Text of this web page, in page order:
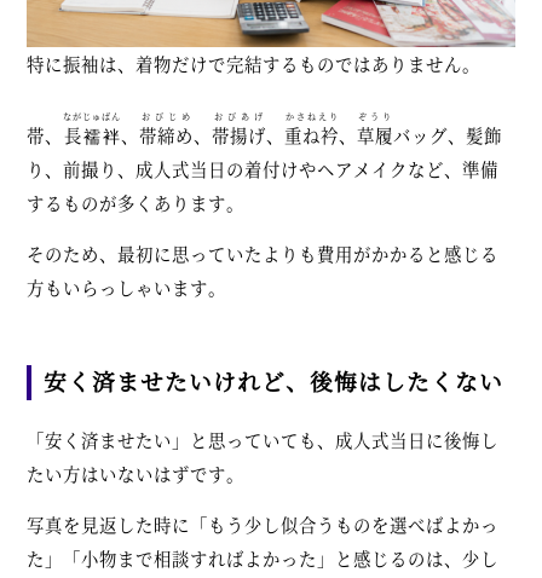
特に振袖は、着物だけで完結するものではありません。
帯、 長襦袢
ながじゅばん
、帯締め
おびじめ
、帯揚げ
おびあげ
、 重ね衿
かさねえり
、草履
ぞうり
バッグ、髪飾
り、前撮り、成人式当日の着付けやヘアメイクなど、準備
するものが多くあります。
そのため、最初に思っていたよりも費用がかかると感じる
方もいらっしゃいます。
安く済ませたいけれど、後悔はしたくない
「安く済ませたい」と思っていても、成人式当日に後悔し
たい方はいないはずです。
写真を見返した時に「もう少し似合うものを選べばよかっ
た」「小物まで相談すればよかった」と感じるのは、少し